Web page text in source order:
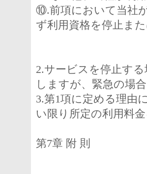
⑩.前項において当社
ず利用資格を停止ま
2.サービスを停止す
しますが、緊急の場
3.第1項に定める理由
い限り所定の利用料
第7章 附 則